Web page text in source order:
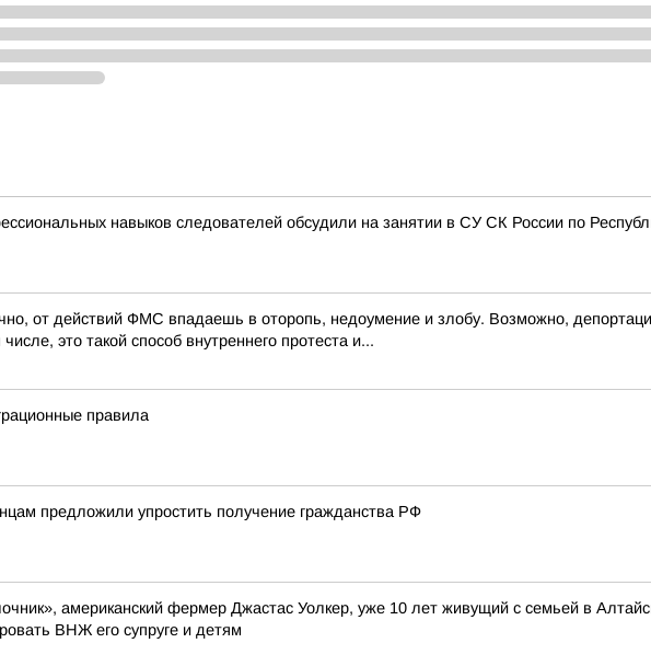
навыков следователей обсудили на занятии в СУ СК России по
от действий ФМС впадаешь в оторопь, недоумение и злобу. Возможно,
это такой способ внутреннего протеста и...
правила
предложили упростить получение гражданства РФ
американский фермер Джастас Уолкер, уже 10 лет живущий с семьей в
ВНЖ его супруге и детям